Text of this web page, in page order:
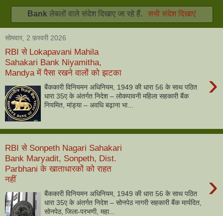
Bank लेबलों वाले संदेश दिखाए जा रहे हैं. सभी संदेश दिखाएं
सोमवार, 2 फ़रवरी 2026
RBI से Lokapavani Mahila
Sahakari Bank Niyamitha,
Mandya में पैसा रखने वालों को झटका
›
बैंककारी विनियमन अधिनियम, 1949 की धारा 56 के साथ पठित
धारा 35ए के अंतर्गत निदेश – लोकपावनी महिला सहकारी बैंक
नियमित, मांड्या – अवधि बढ़ाना भा...
RBI से Sonpeth Nagari Sahakari
Bank Maryadit, Sonpeth, Dist.
Parbhani के खाताधारकों को राहत
नहीं
›
बैंककारी विनियमन अधिनियम, 1949 की धारा 56 के साथ पठित
धारा 35ए के अंतर्गत निदेश – सोनपेठ नागरी सहकारी बैंक मार्यदित,
सोनपेठ, जिला-परभणी, महा...